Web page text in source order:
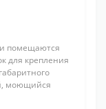
помещаются
для крепления
моющийся